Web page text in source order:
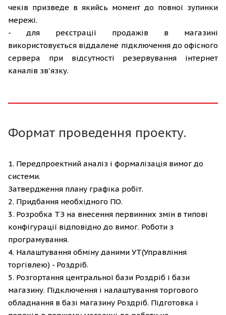
чеків призведе в якийсь момент до повної зупинки
мережі.
- для реєстрації продажів в магазині
використовується віддалене підключення до офісного
сервера при відсутності резервування інтернет
каналів зв'язку.
Формат проведення проекту.
1. Передпроектний аналіз і формалізація вимог до
системи.
Затвердження плану графіка робіт.
2. Придбання необхідного ПО.
3. Розробка ТЗ на внесення первинних змін в типові
конфігурації відповідно до вимог. Роботи з
програмування.
4. Налаштування обміну даними УТ(Управління
торгівлею) - Роздріб.
5. Розгортання центральної бази Роздріб і бази
магазину. Підключення і налаштування торгового
обладнання в базі магазину Роздріб. Підготовка і